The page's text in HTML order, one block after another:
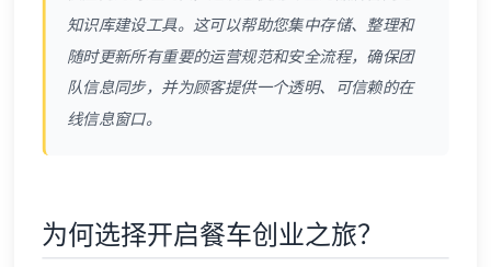
知识库建设工具。这可以帮助您集中存储、整理和
随时更新所有重要的运营规范和安全流程，确保团
队信息同步，并为顾客提供一个透明、可信赖的在
线信息窗口。
为何选择开启餐车创业之旅？